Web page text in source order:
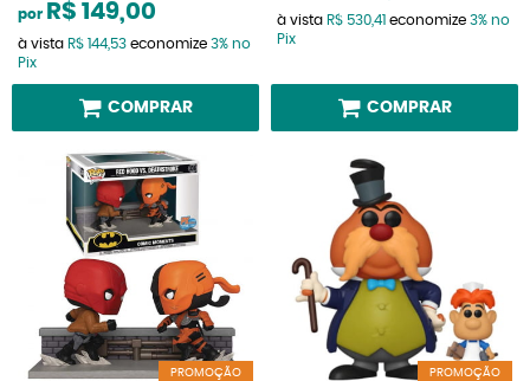
por R$ 149,00
à vista R$ 144,53 economize 3% no
Pix
COMPRAR
à vista R$ 530,41 economize 3% no
Pix
COMPRAR
PROMOÇÃO PROMOÇÃO